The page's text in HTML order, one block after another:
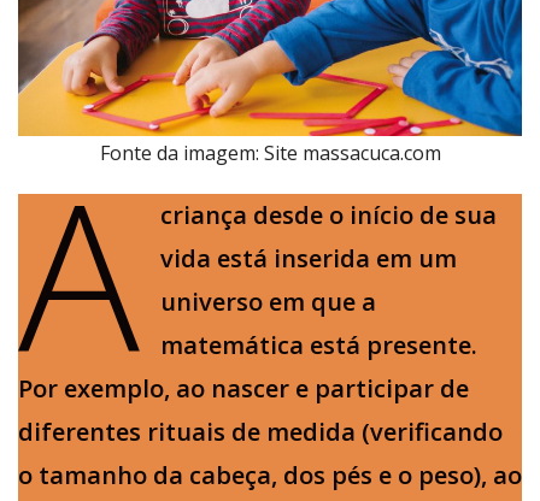
Fonte da imagem: Site massacuca.com
A
criança desde o início de sua
vida está inserida em um
universo em que a
matemática está presente.
Por exemplo, ao nascer e participar de
diferentes rituais de medida (verificando
o tamanho da cabeça, dos pés e o peso), ao